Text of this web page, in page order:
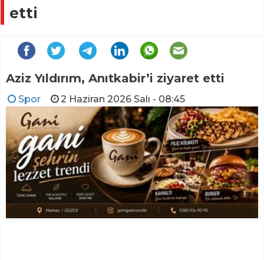
etti
Aziz Yıldırım, Anıtkabir’i ziyaret etti
Spor 2 Haziran 2026 Salı - 08:45